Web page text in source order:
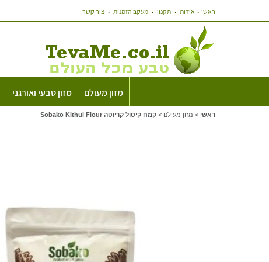
ראשי אודות תקנון מעקב הזמנות צור קשר
מזון מעולם מזון טבעי ואורגני
ראשי > מזון מעולם > קמח קיטול קריוטה Sobako Kithul Flour